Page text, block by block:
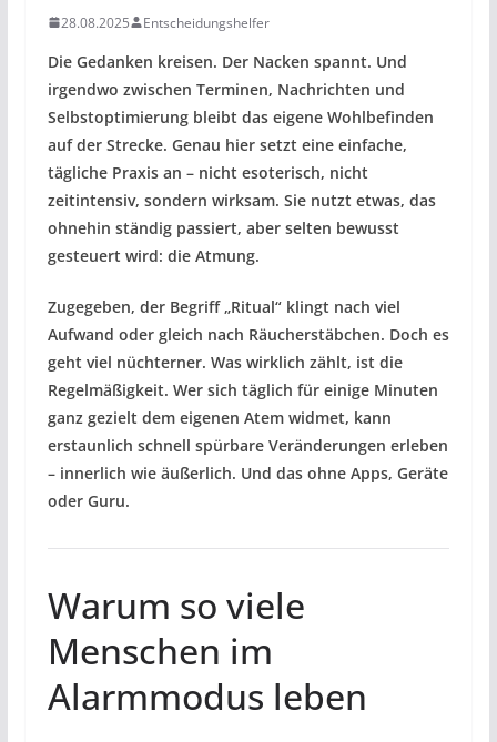
28.08.2025 Entscheidungshelfer
Die Gedanken kreisen. Der Nacken spannt. Und
irgendwo zwischen Terminen, Nachrichten und
Selbstoptimierung bleibt das eigene Wohlbefinden
auf der Strecke. Genau hier setzt eine einfache,
tägliche Praxis an – nicht esoterisch, nicht
zeitintensiv, sondern wirksam. Sie nutzt etwas, das
ohnehin ständig passiert, aber selten bewusst
gesteuert wird: die Atmung.
Zugegeben, der Begriff „Ritual“ klingt nach viel
Aufwand oder gleich nach Räucherstäbchen. Doch es
geht viel nüchterner. Was wirklich zählt, ist die
Regelmäßigkeit. Wer sich täglich für einige Minuten
ganz gezielt dem eigenen Atem widmet, kann
erstaunlich schnell spürbare Veränderungen erleben
– innerlich wie äußerlich. Und das ohne Apps, Geräte
oder Guru.
Warum so viele
Menschen im
Alarmmodus leben